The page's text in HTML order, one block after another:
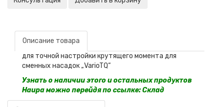
Описание товара
для точной настройки крутящего момента для
сменных насадок „VarioTQ“
Узнать о наличии этого и остальных продуктов
Haupa можно перейдя по ссылке:Склад